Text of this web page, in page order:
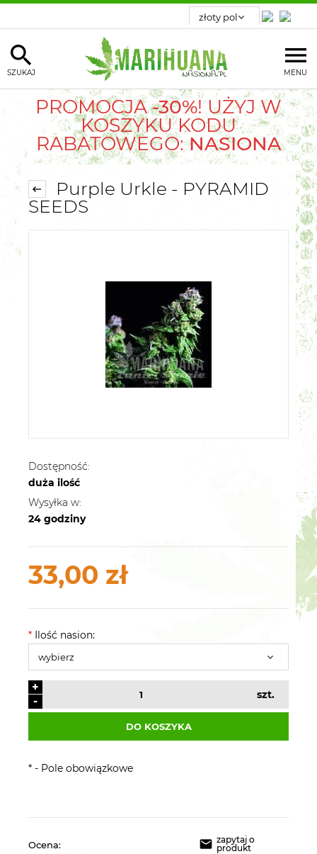
MENU
SZUKAJ
PROMOCJA-30%! UŻYJ W
KOSZYKU KODU
RABATOWEGO:NASIONA
Purple Urkle - PYRAMID
SEEDS
Dostępność:
duża ilość
Wysyłka w:
24 godziny
33,00 zł
* Ilość nasion:
-
+
szt.
DO KOSZYKA
* - Pole obowiązkowe
Ocena:
zapytaj o
produkt